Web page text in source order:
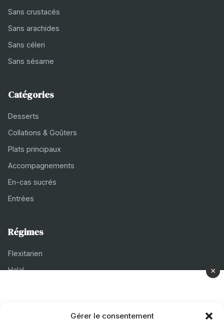
Gérer le consentement
Sans crustacés
Sans arachides
Sans céleri
Sans sésame
Catégories
Desserts
Collations & Goûters
Plats principaux
Accompagnements
En-cas sucrés
Entrées
Régimes
Flexitarien
Halal
×